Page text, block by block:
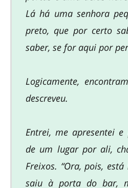
Lá há uma senhora
preto, que por certo
saber, se for aqui por
Logicamente,
descreveu.
Entrei, me apresentei
de um lugar por ali,
Freixos. “Ora, pois,
saiu à porta do bar,